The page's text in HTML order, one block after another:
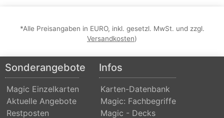
Duel
Decks:
Ajani
vs.
*Alle Preisangaben in EURO, inkl. gesetzl. MwSt. und zzgl.
Versandkosten)
Sonderangebote
Magic Einzelkarten
Aktuelle Angebote
Restposten
Infos
Karten-Datenbank
Magic: Fachbegriffe
Magic - Decks